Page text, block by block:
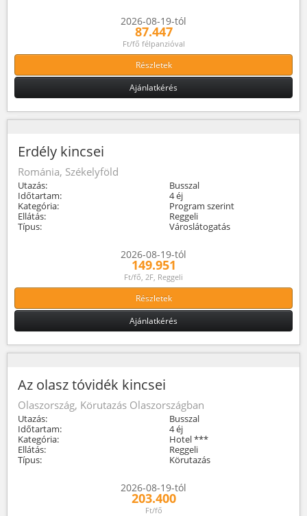
2026-08-19-tól
87.447
Ft/fő félpanzióval
Részletek
Ajánlatkérés
Erdély kincsei
Románia, Székelyföld
Utazás:
Busszal
Időtartam:
4 éj
Kategória:
Program szerint
Ellátás:
Reggeli
Típus:
Városlátogatás
2026-08-19-tól
149.951
Ft/fő, 2F, Reggeli
Részletek
Ajánlatkérés
Az olasz tóvidék kincsei
Olaszország, Körutazás Olaszországban
Utazás:
Busszal
Időtartam:
4 éj
Kategória:
Hotel ***
Ellátás:
Reggeli
Típus:
Körutazás
2026-08-19-tól
203.400
Ft/fő